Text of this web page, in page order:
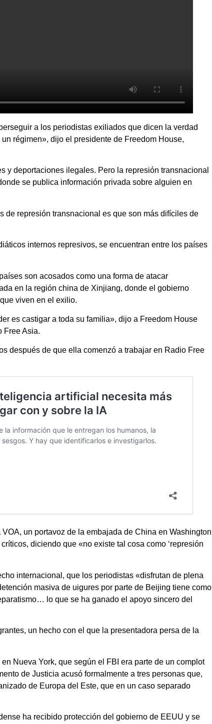
a los periodistas exiliados que dicen la verdad
régimen», dijo el presidente de Freedom House,
y deportaciones ilegales. Pero la represión transnacional
se publica información privada sobre alguien en
de represión transnacional es que son más difíciles de
internos represivos, se encuentran entre los países
son acosados como una forma de atacar
en la región china de Xinjiang, donde el gobierno
viven en el exilio.
es castigar a toda su familia», dijo a Freedom House
Free Asia.
después de que ella comenzó a trabajar en Radio Free
un portavoz de la embajada de China en Washington
diciendo que «no existe tal cosa como ‘represión
internacional, que los periodistas «disfrutan de plena
masiva de uigures por parte de Beijing tiene como
lo que se ha ganado el apoyo sincero del
un hecho con el que la presentadora persa de la
Nueva York, que según el FBI era parte de un complot
de Justicia acusó formalmente a tres personas que,
de Europa del Este, que en un caso separado
ha recibido protección del gobierno de EEUU y se